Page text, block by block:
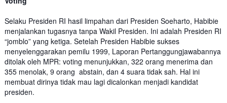
Selaku Presiden RI hasil limpahan dari Presiden Soeharto, Habibie
menjalankan tugasnya tanpa Wakil Presiden. Ini adalah Presiden RI
“jomblo” yang ketiga. Setelah Presiden Habibie sukses
menyelenggarakan pemilu 1999, Laporan Pertanggungjawabannya
ditolak oleh MPR: voting menunjukkan, 322 orang menerima dan
355 menolak, 9 orang abstain, dan 4 suara tidak sah. Hal ini
membuat dirinya tidak mau lagi dicalonkan menjadi kandidat
presiden.